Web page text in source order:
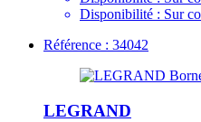
Disponibilité : Sur
Référence : 34042
LEGRAND